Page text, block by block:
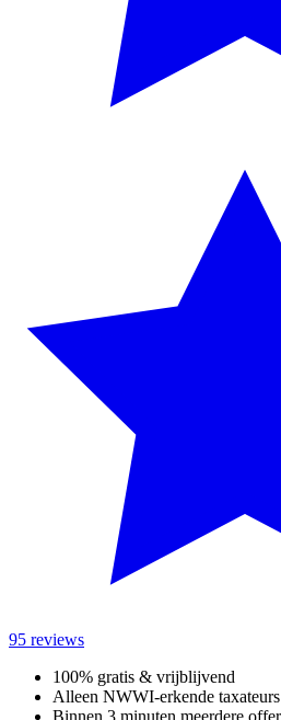
95 reviews
100% gratis & vrijblijvend
Alleen NWWI-erkende taxateurs
Binnen 3 minuten meerdere